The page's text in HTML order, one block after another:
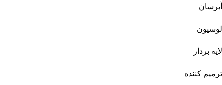
آبرسان
لوسیون
لایه بردار
ترمیم کننده